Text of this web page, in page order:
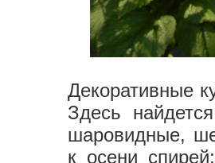
Декоративные
Здесь
шаровидные,
к осени